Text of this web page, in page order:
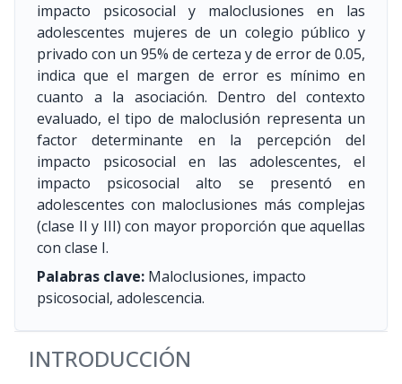
impacto psicosocial y maloclusiones en las
adolescentes mujeres de un colegio público y
privado con un 95% de certeza y de error de 0.05,
indica que el margen de error es mínimo en
cuanto a la asociación. Dentro del contexto
evaluado, el tipo de maloclusión representa un
factor determinante en la percepción del
impacto psicosocial en las adolescentes, el
impacto psicosocial alto se presentó en
adolescentes con maloclusiones más complejas
(clase II y III) con mayor proporción que aquellas
con clase I.
Palabras clave: Maloclusiones, impacto
psicosocial, adolescencia.
INTRODUCCIÓN